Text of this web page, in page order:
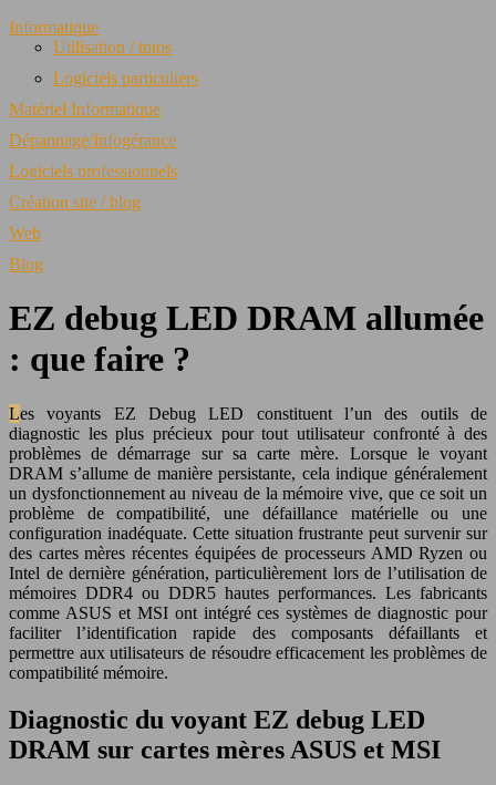
Informatique
Utilisation / tutos
Logiciels particuliers
Matériel Informatique
Dépannage/Infogérance
Logiciels professionnels
Création site / blog
Web
Blog
EZ debug LED DRAM allumée
: que faire ?
Les voyants EZ Debug LED constituent l’un des outils de
diagnostic les plus précieux pour tout utilisateur confronté à des
problèmes de démarrage sur sa carte mère. Lorsque le voyant
DRAM s’allume de manière persistante, cela indique généralement
un dysfonctionnement au niveau de la mémoire vive, que ce soit un
problème de compatibilité, une défaillance matérielle ou une
configuration inadéquate. Cette situation frustrante peut survenir sur
des cartes mères récentes équipées de processeurs AMD Ryzen ou
Intel de dernière génération, particulièrement lors de l’utilisation de
mémoires DDR4 ou DDR5 hautes performances. Les fabricants
comme ASUS et MSI ont intégré ces systèmes de diagnostic pour
faciliter l’identification rapide des composants défaillants et
permettre aux utilisateurs de résoudre efficacement les problèmes de
compatibilité mémoire.
Diagnostic du voyant EZ debug LED
DRAM sur cartes mères ASUS et MSI